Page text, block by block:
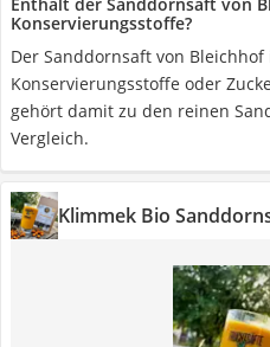
Konservierungsstoffe?
Der Sanddornsaft von
Konservierungsstoffe oder
gehört damit zu den reinen
Vergleich.
Klimmek Bio